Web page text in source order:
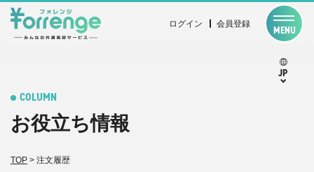
ログイン 会員登録
MENU
JP
COLUMN
お役立ち情報
TOP > 注文履歴